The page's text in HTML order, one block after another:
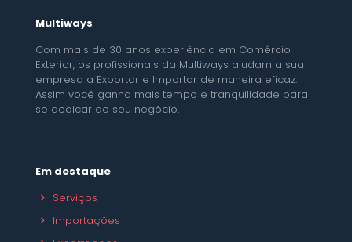
Multiways
Com mais de 30 anos experiência em Comércio
Exterior, os profissionais da Multiways ajudam a sua
empresa a Exportar e Importar de maneira eficaz.
Assim você ganha mais tempo e tranquilidade para
se dedicar ao seu negócio.
Em destaque
Serviços
Importações